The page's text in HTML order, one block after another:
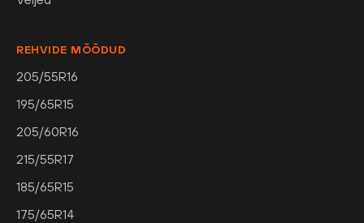
REHVIDE MÕÕDUD
205/55R16
195/65R15
205/60R16
215/55R17
185/65R15
175/65R14